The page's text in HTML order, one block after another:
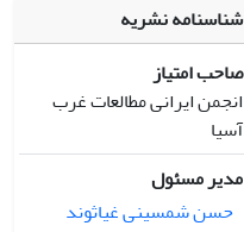
شناسنامه نشریه
صاحب امتیاز
انجمن ایرانی مطالعات غرب
آسیا
مدیر مسئول
حسن شمسینی غیاثوند